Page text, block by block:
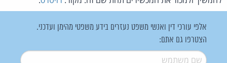
אלפי עורכי דין ואנשי משפט נעזרים בידע משפטי מהימן ועדכני.
הצטרפו גם אתם:
שם משתמש*